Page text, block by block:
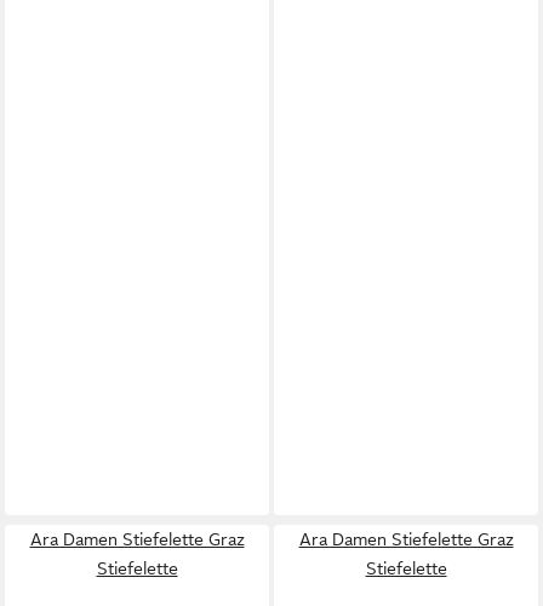
Ara Damen Stiefelette Graz
Stiefelette
Ara Damen Stiefelette Graz
Stiefelette